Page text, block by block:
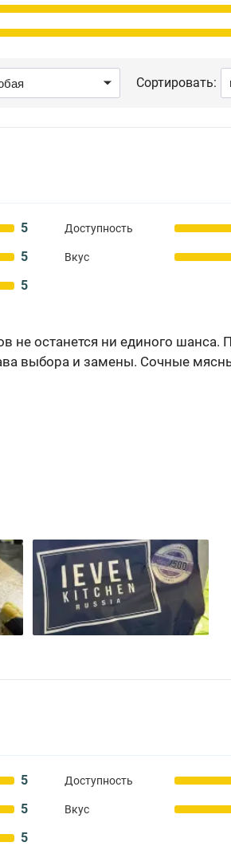
Сортировать:
5 Доступность
5 Вкус
5
останется ни единого шанса.
выбора и замены. Сочные
5 Доступность
5 Вкус
5